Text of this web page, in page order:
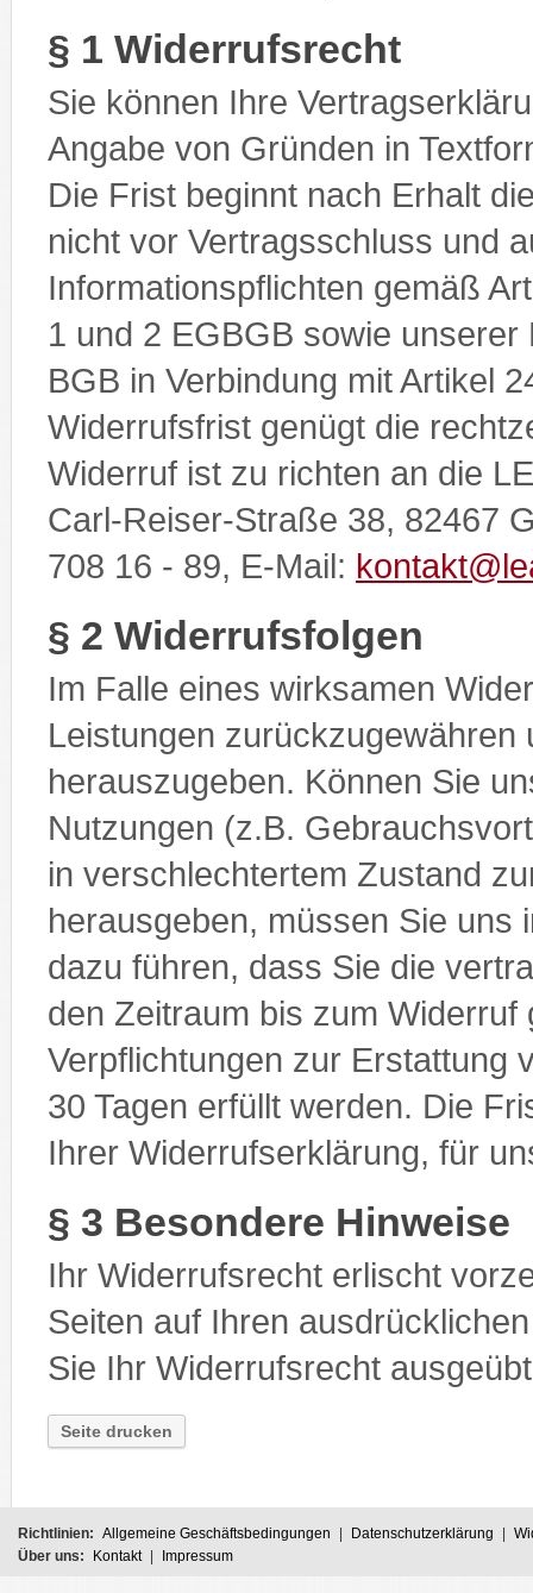
§ 1 Widerrufsrecht
Sie können Ihre
Angabe von Gründen in
Die Frist beginnt nach Erhalt
nicht vor Vertragsschluss und
Informationspflichten gemäß
1 und 2 EGBGB sowie
BGB in Verbindung mit Artikel
Widerrufsfrist genügt die
Widerruf ist zu richten an die
Carl-Reiser-Straße 38, 82467
708 16 - 89, E-Mail:
§ 2 Widerrufsfolgen
Im Falle eines wirksamen
Leistungen
herauszugeben. Können Sie
Nutzungen (z.B.
in verschlechtertem Zustand
herausgeben, müssen Sie uns
dazu führen, dass Sie die
den Zeitraum bis zum
Verpflichtungen zur Erstattung
30 Tagen erfüllt werden. Die
Ihrer Widerrufserklärung, für
§ 3 Besondere Hinweise
Ihr Widerrufsrecht erlischt
Seiten auf Ihren
Sie Ihr Widerrufsrecht
Seite drucken
Richtlinien: Allgemeine Geschäftsbedingungen Datenschutzerklärung
Über uns:
Kontakt Impressum